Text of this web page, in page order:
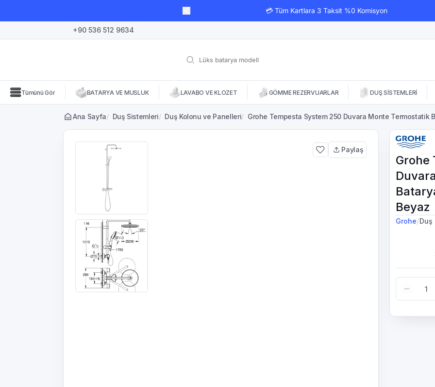
💳 Tüm Kartlara 3 Taksit %0 Komisyon
+90 536 512 9634
Tümünü Gör BATARYA VE MUSLUK LAVABO VE KLOZET GÖMME REZERVUARLAR DUŞ SİSTEMLERİ
Ana Sayfa/ Duş Sistemleri/ Duş Kolonu ve Panelleri/ Grohe Tempesta System 250 Duvara Monte Termostatik
Paylaş
Grohe
Beyaz
Grohe/Duş